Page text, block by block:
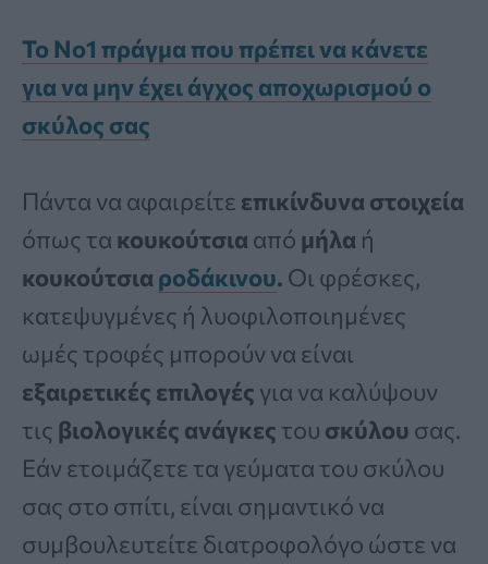
Το Νο1 πράγμα που πρέπει να κάνετε
για να μην έχει άγχος αποχωρισμού ο
σκύλος σας
Πάντα να αφαιρείτε επικίνδυνα στοιχεία
όπως τα κουκούτσια από μήλα ή
κουκούτσια ροδάκινου. Οι φρέσκες,
κατεψυγμένες ή λυοφιλοποιημένες
ωμές τροφές μπορούν να είναι
εξαιρετικές επιλογές για να καλύψουν
τις βιολογικές ανάγκες του σκύλου σας.
Εάν ετοιμάζετε τα γεύματα του σκύλου
σας στο σπίτι, είναι σημαντικό να
συμβουλευτείτε διατροφολόγο ώστε να